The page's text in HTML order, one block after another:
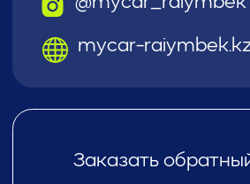
Google Play
Загрузите в
будьте в курсе новостей и акций